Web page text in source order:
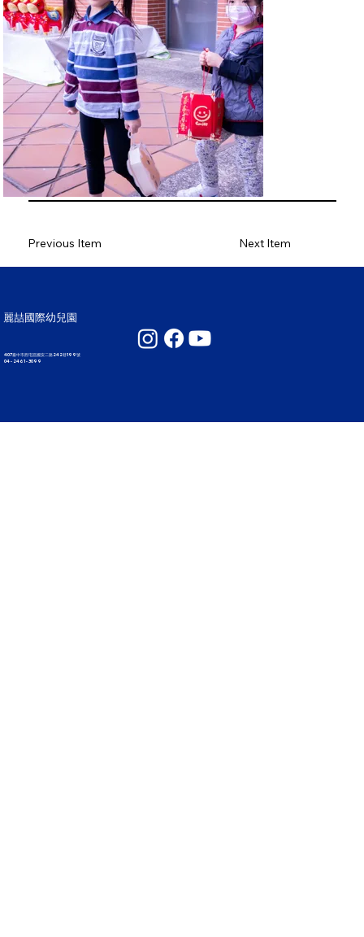
Previous Item Next Item
麗喆國際幼兒園
407臺中市西屯區國安二路242巷199號
04 - 2461 - 3099